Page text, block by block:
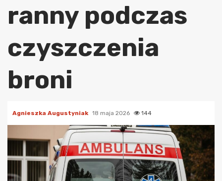
ranny podczas
czyszczenia
broni
Agnieszka Augustyniak 18 maja 2026 144